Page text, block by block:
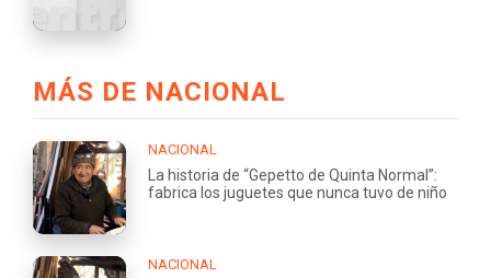
MÁS DE NACIONAL
NACIONAL
La historia de “Gepetto de Quinta Normal”:
fabrica los juguetes que nunca tuvo de niño
NACIONAL